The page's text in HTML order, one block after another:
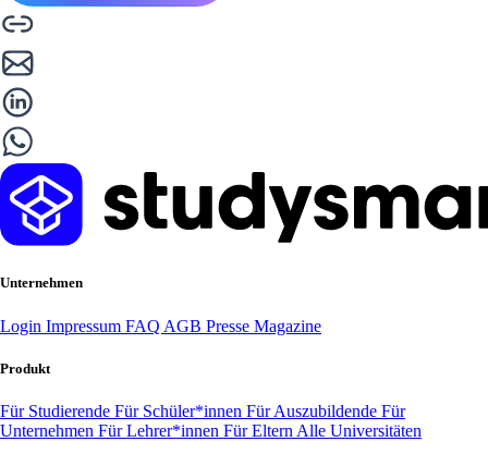
Unternehmen
Login Impressum FAQ AGB Presse Magazine
Produkt
Für Studierende Für Schüler*innen Für Auszubildende Für
Unternehmen Für Lehrer*innen Für Eltern Alle Universitäten